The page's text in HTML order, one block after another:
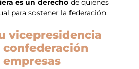
es un derecho de quienes
para sostener la federación.
vicepresidencia